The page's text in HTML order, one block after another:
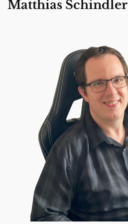
Matthias Schindler